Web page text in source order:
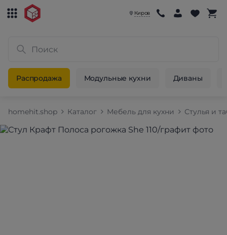
Киров
Распродажа Модульные кухни Диваны
homehit.shop Каталог Мебель для кухни Стулья и